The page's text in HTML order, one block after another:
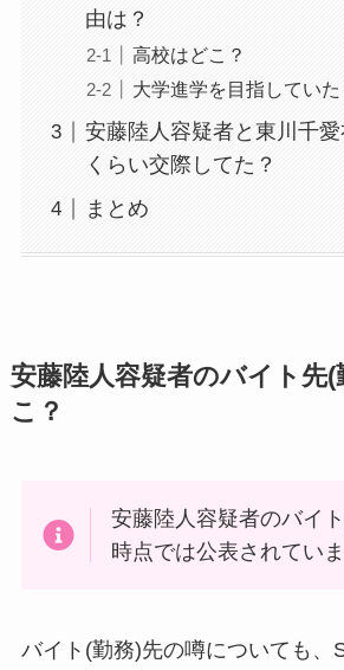
由は？
高校はどこ？
大学進学を目指していた
安藤陸人容疑者と東川千
くらい交際してた？
まとめ
安藤陸人容疑者のバイト先(
こ？
安藤陸人容疑者のバイ
時点では公表されていま
バイト(勤務)先の噂についても、